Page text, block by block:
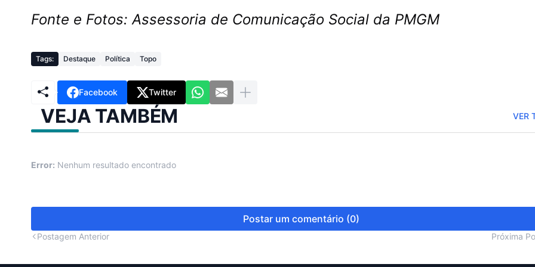
Fonte e Fotos: Assessoria de Comunicação Social da PMGM
Tags: Destaque Política Topo
Facebook Twitter
VEJA TAMBÉM VER
Error: Nenhum resultado encontrado
Postar um comentário (0)
Postagem Anterior Próxima